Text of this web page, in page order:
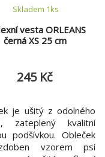
vesta ORLEANS
černá XS 25 cm
Skladem 1ks
245 Kč
je ušitý z odolného
zateplený kvalitní
podšívkou. Obleček
vzorem psí